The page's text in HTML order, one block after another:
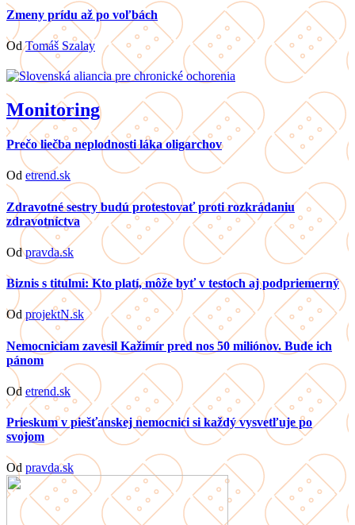
Zmeny prídu až po voľbách
OdTomáš Szalay
Monitoring
Prečo liečba neplodnosti láka oligarchov
Od etrend.sk
Zdravotné sestry budú protestovať proti rozkrádaniu
zdravotníctva
Odpravda.sk
Biznis s titulmi: Kto platí, môže byť v testoch aj podpriemerný
OdprojektN.sk
Nemocniciam zavesil Kažimír pred nos 50 miliónov. Bude ich
pánom
Od etrend.sk
Prieskum v piešťanskej nemocnici si každý vysvetľuje po
svojom
Od pravda.sk